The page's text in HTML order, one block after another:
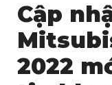
Cập
2022